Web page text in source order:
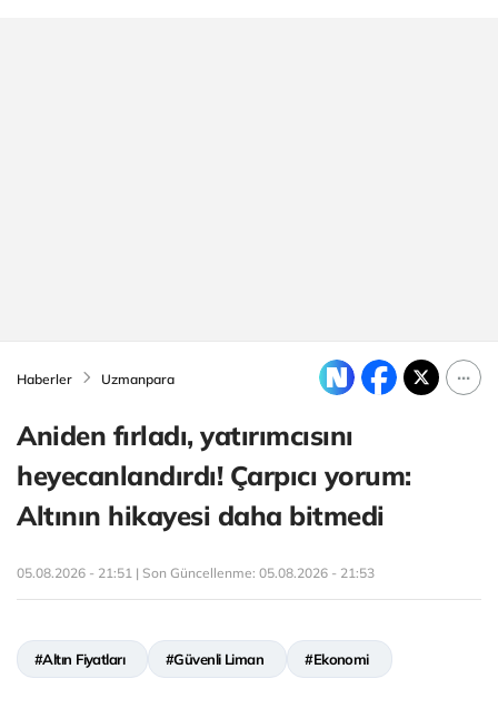
Haberler Uzmanpara
Aniden fırladı, yatırımcısını
heyecanlandırdı! Çarpıcı yorum:
Altının hikayesi daha bitmedi
05.08.2026 - 21:51 | Son Güncellenme: 05.08.2026 - 21:53
#Altın Fiyatları #Güvenli Liman #Ekonomi